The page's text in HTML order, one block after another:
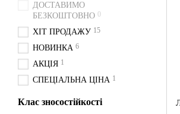
ДОСТАВИМО
БЕЗКОШТОВНО 0
ХІТ ПРОДАЖУ 15
НОВИНКА 6
АКЦІЯ 1
СПЕЦІАЛЬНА ЦІНА 1
Клас зносостійкості